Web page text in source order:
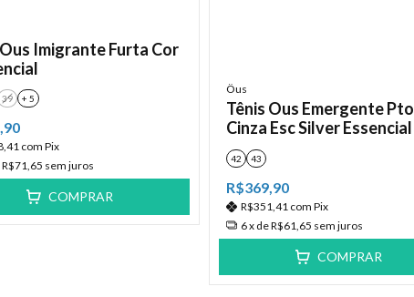
Imigrante Furta Cor
39 + 5
com Pix
R$71,65 sem juros
COMPRAR
Öus
Tênis Ous Emergente Pto
Cinza Esc Silver Essencial
42 43
R$369,90
R$351,41 com Pix
6x deR$61,65 sem juros
COMPRAR